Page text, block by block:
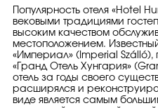
Популярность отеля «Hotel
вековыми традициями
высоким качеством
местоположением.
«Империал» (Imperial
«Гранд Отель Хунгария»
отель за годы своего
расширялся и
виде является самым